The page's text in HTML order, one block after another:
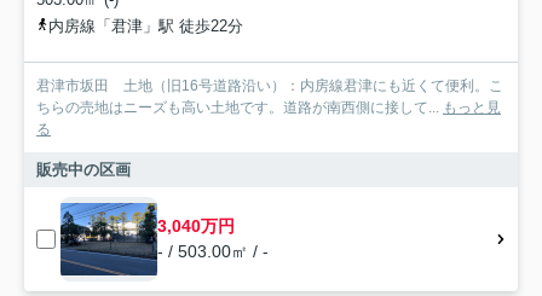
内房線「君津」駅 徒歩22分
君津市坂田 土地（旧16号道路沿い）：内房線君津にも近くて便利。こ
ちらの売地はニーズも高い土地です。道路が南西側に接して... もっと見
る
販売中の区画
3,040万円
- / 503.00㎡ / -